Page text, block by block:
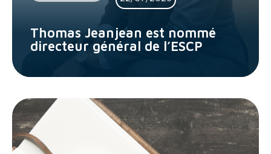
Thomas Jeanjean est nommé
directeur général de l’ESCP